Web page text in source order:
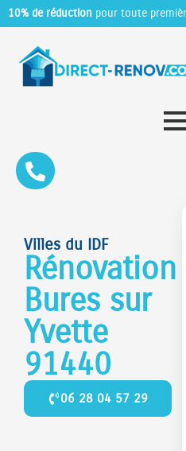
10% de réduction pour toute
Villes du IDF
Rénovation
Bures sur
Yvette
91440
06 28 04 57 29